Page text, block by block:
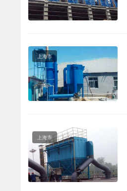
上海市
上海市